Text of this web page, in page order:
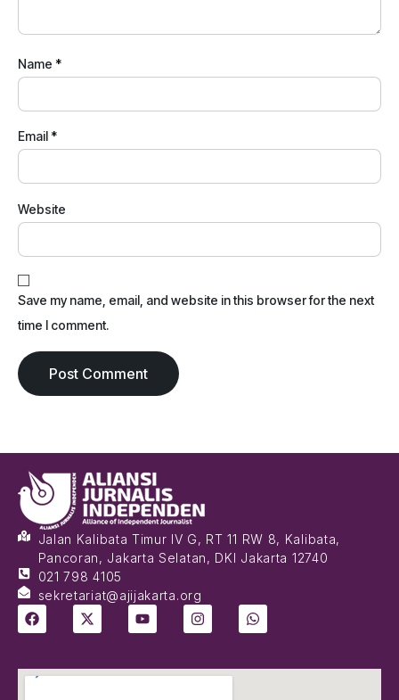
Name *
Email *
Website
Save my name, email, and website in this browser for the next
time I comment.
Jalan Kalibata Timur IV G, RT 11 RW 8, Kalibata,
Pancoran, Jakarta Selatan, DKI Jakarta 12740
021 798 4105
sekretariat@ajijakarta.org